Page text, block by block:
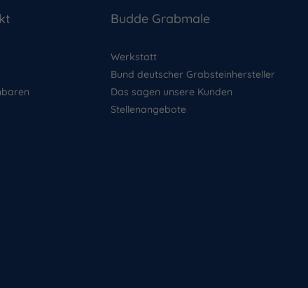
Budde Grabmale
Werkstatt
Bund deutscher Grabsteinhersteller
Das sagen unsere Kunden
Stellenangebote